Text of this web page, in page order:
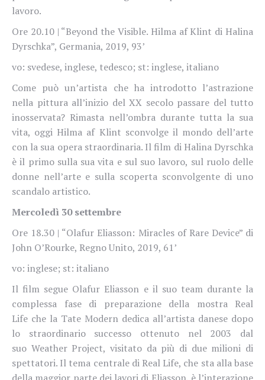
lavoro.
Ore 20.10 | “Beyond the Visible. Hilma af Klint di Halina
Dyrschka”, Germania, 2019, 93’
vo: svedese, inglese, tedesco; st: inglese, italiano
Come può un’artista che ha introdotto l’astrazione
nella pittura all’inizio del XX secolo passare del tutto
inosservata? Rimasta nell’ombra durante tutta la sua
vita, oggi Hilma af Klint sconvolge il mondo dell’arte
con la sua opera straordinaria. Il film di Halina Dyrschka
è il primo sulla sua vita e sul suo lavoro, sul ruolo delle
donne nell’arte e sulla scoperta sconvolgente di uno
scandalo artistico.
Mercoledì 30 settembre
Ore 18.30 | “Olafur Eliasson: Miracles of Rare Device” di
John O’Rourke, Regno Unito, 2019, 61’
vo: inglese; st: italiano
Il film segue Olafur Eliasson e il suo team durante la
complessa fase di preparazione della mostra Real
Life che la Tate Modern dedica all’artista danese dopo
lo straordinario successo ottenuto nel 2003 dal
suo Weather Project, visitato da più di due milioni di
spettatori. Il tema centrale di Real Life, che sta alla base